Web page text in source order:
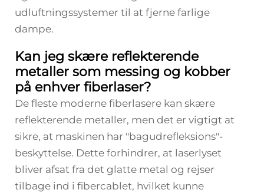
udluftningssystemer til at fjerne farlige
dampe.
Kan jeg skære reflekterende
metaller som messing og kobber
på enhver fiberlaser?
De fleste moderne fiberlasere kan skære
reflekterende metaller, men det er vigtigt at
sikre, at maskinen har "bagudrefleksions"-
beskyttelse. Dette forhindrer, at laserlyset
bliver afsat fra det glatte metal og rejser
tilbage ind i fibercablet, hvilket kunne